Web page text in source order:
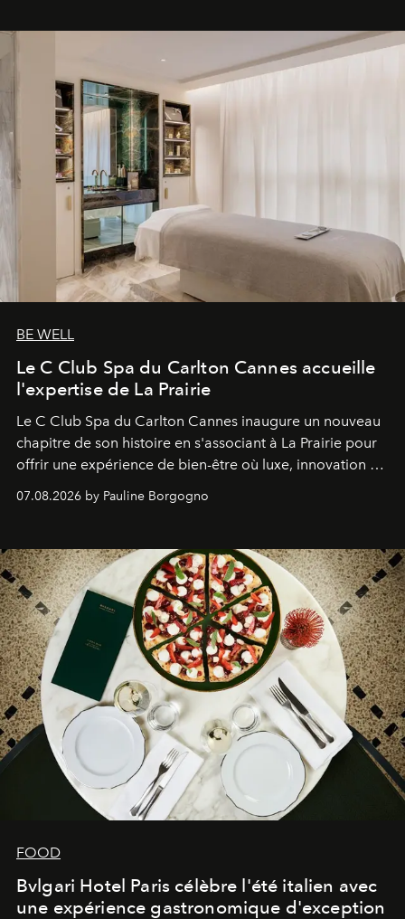
BE WELL
Le C Club Spa du Carlton Cannes accueille
l'expertise de La Prairie
Le C Club Spa du Carlton Cannes inaugure un nouveau
chapitre de son histoire en s'associant à La Prairie pour
offrir une expérience de bien-être où luxe, innovation et
expertise se rencontrent.
07.08.2026 by Pauline Borgogno
FOOD
Bvlgari Hotel Paris célèbre l'été italien avec
une expérience gastronomique d'exception